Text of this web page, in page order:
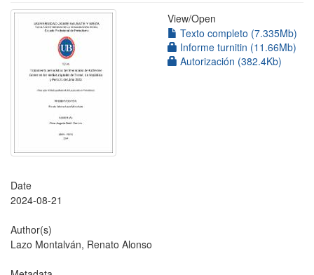
View/Open
Texto completo (7.335Mb)
Informe turnitin (11.66Mb)
Autorización (382.4Kb)
Date
2024-08-21
Author(s)
Lazo Montalván, Renato Alonso